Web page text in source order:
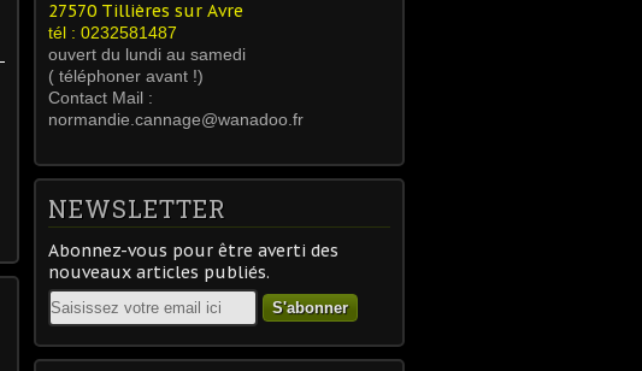
27570 Tillières sur Avre
tél : 0232581487
ouvert du lundi au samedi
( téléphoner avant !)
Contact Mail :
normandie.cannage@wanadoo.fr
NEWSLETTER
Abonnez-vous pour être averti des
nouveaux articles publiés.
Email